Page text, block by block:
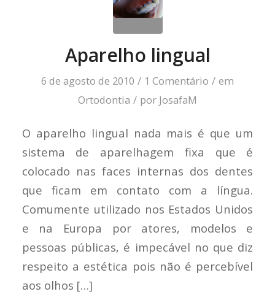
Aparelho lingual
6 de agosto de 2010 / 1 Comentário / em
Ortodontia / por JosafaM
O aparelho lingual nada mais é que um
sistema de aparelhagem fixa que é
colocado nas faces internas dos dentes
que ficam em contato com a língua.
Comumente utilizado nos Estados Unidos
e na Europa por atores, modelos e
pessoas públicas, é impecável no que diz
respeito a estética pois não é percebível
aos olhos […]